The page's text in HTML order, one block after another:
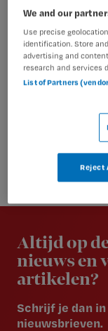
Altijd op
nieuws en
artikelen?
Schrijf je dan
nieuwsbrieven.
We and our
Use precise
identification. Store
advertising and
research and services
List of Partners
Reject